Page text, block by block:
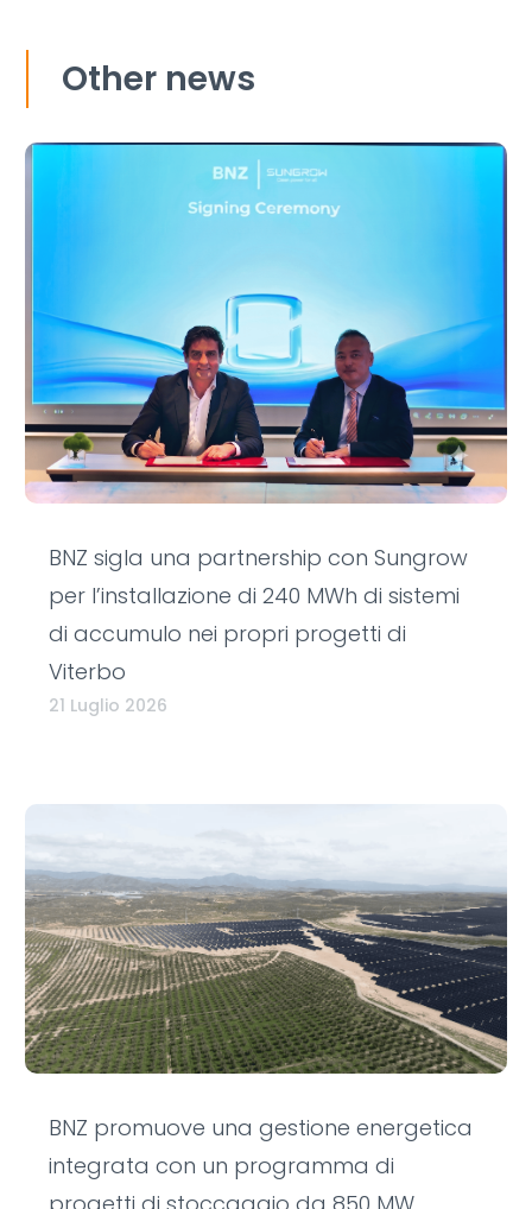
Other news
BNZ sigla una partnership con Sungrow
per l’installazione di 240 MWh di sistemi
di accumulo nei propri progetti di
Viterbo
21 Luglio 2026
BNZ promuove una gestione energetica
integrata con un programma di